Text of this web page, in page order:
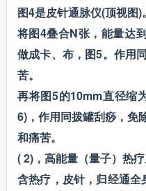
图4是皮针通脉仪(顶视图)。
将图4叠合N张，能量达
做成卡、布，图5。作用
苦。
再将图5的10mm直径缩
6)，作用同拨罐刮痧，免
和痛苦。
( 2)，高能量（量子）热
含热疗，皮针，归经通